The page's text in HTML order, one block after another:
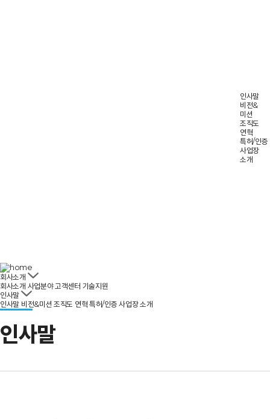
인사말
비전&
미션
조직도
연혁
특허/인증
사업장
소개
회사소개
회사소개 사업분야 고객센터 기술지원
인사말
인사말 비전&미션조직도 연혁 특허/인증사업장 소개
인사말